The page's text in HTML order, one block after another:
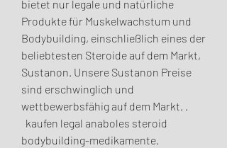
bietet nur legale und natürliche
Produkte für Muskelwachstum und
Bodybuilding, einschließlich eines der
beliebtesten Steroide auf dem Markt,
Sustanon. Unsere Sustanon Preise
sind erschwinglich und
wettbewerbsfähig auf dem Markt. .
bodybuilding-medikamente.